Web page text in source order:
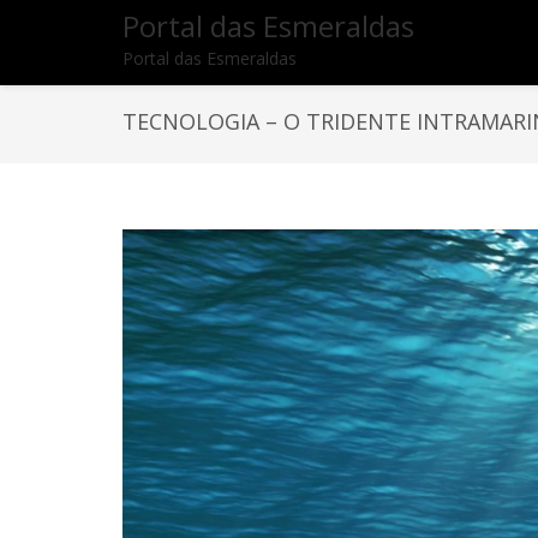
Portal das Esmeraldas
Portal das Esmeraldas
TECNOLOGIA – O TRIDENTE